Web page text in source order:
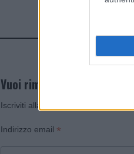
Vuoi rimanere sempre
Iscriviti alla newsletter di Gallura
Indirizzo email *